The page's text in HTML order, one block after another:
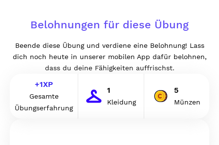
Belohnungen für diese Übung
Beende diese Übung und verdiene eine Belohnung! Lass
dich noch heute in unserer mobilen App dafür belohnen,
dass du deine Fähigkeiten auffrischst.
+1XP
Gesamte
Übungserfahrung
1
Kleidung
5
Münzen